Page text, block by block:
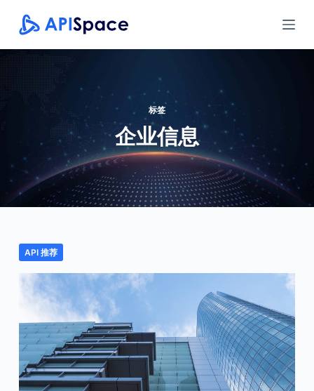
跳
过
内
标签
企业信息
API 推荐